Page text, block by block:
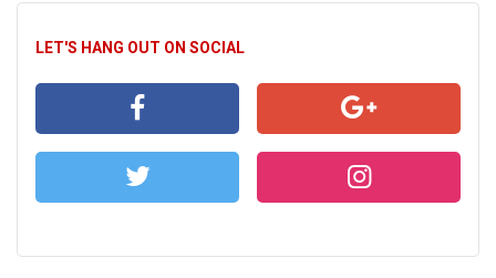
LET'S HANG OUT ON SOCIAL